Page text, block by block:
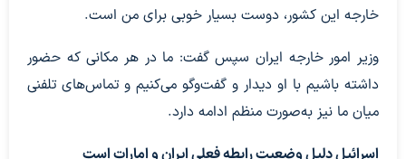
خارجه این کشور، دوست بسیار خوبی برای من است.
وزیر امور خارجه ایران سپس گفت: ما در هر مکانی که حضور
داشته باشیم با او دیدار و گفت‌وگو می‌کنیم و تماس‌های تلفنی
میان ما نیز به‌صورت منظم ادامه دارد.
اسرائیل دلیل وضعیت رابطه فعلی ایران و امارات است